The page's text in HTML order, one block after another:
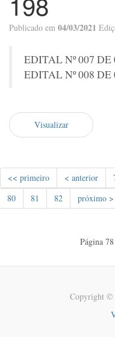
Publicado em 04/03/2021
EDITAL Nº 007 DE
EDITAL Nº 008
Visualizar
<< primeiro < anterior
80
81 82 próximo >
Página
Copyright ©